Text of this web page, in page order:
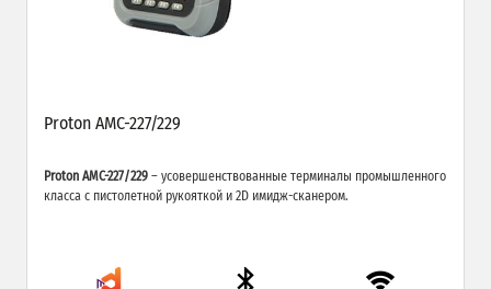
Proton AMC-227/229
Proton AMC-227/229 – усовершенствованные терминалы промышленного
класса с пистолетной рукояткой и 2D имидж-сканером.